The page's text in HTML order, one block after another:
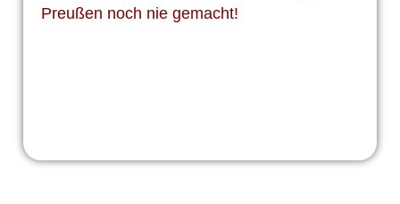
Preußen noch nie gemacht!